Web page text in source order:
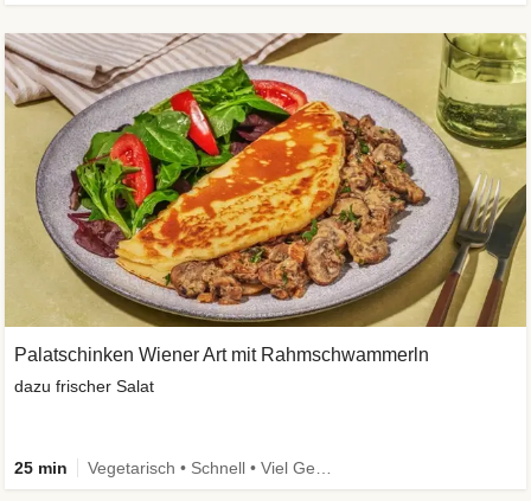
Palatschinken Wiener Art mit Rahmschwammerln
dazu frischer Salat
25 min